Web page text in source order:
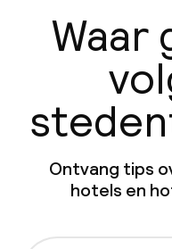
Waar
Ontvang tips
hotels en